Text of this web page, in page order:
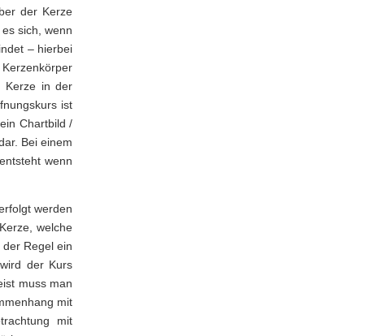
der Kerze
sich, wenn
– hierbei
Kerze in der
ist
Chartbild /
Bei einem
wenn
werden
welche
Regel ein
der Kurs
muss man
mit
mit